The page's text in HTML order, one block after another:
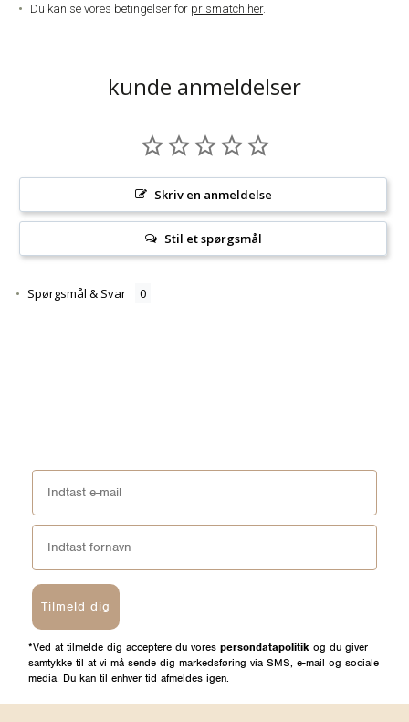
Du kan se vores betingelser for prismatch her.
kunde anmeldelser
Skriv en anmeldelse
Stil et spørgsmål
Spørgsmål & Svar
Tilmeld dig
*Ved at tilmelde dig acceptere du vores persondatapolitik og du giver
samtykke til at vi må sende dig markedsføring via SMS, e-mail og sociale
media. Du kan til enhver tid afmeldes igen.